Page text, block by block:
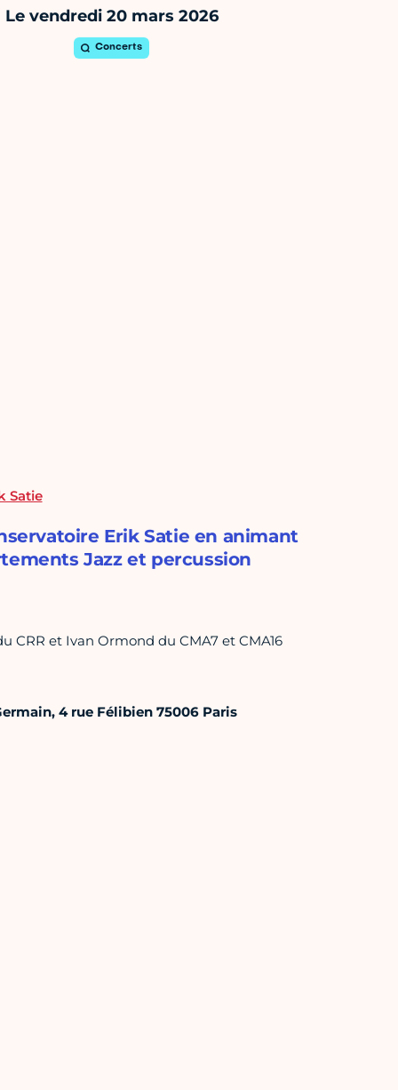
Le vendredi 20 mars 2026
Concerts
Satie
Erik Satie en animant
Jazz et percussion
CRR et Ivan Ormond du CMA7 et CMA16
4 rue Félibien 75006 Paris